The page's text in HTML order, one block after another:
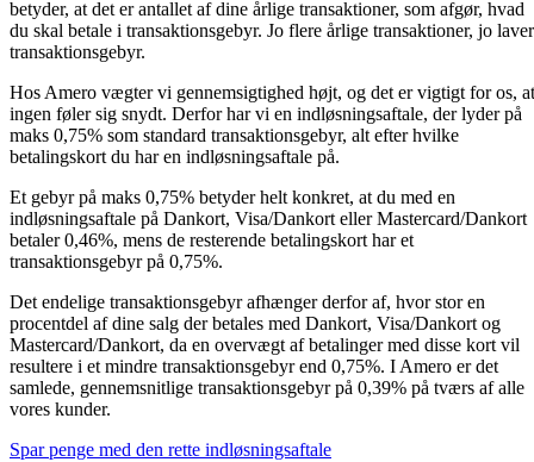
betyder, at det er antallet af dine årlige transaktioner, som afgør, hvad
du skal betale i transaktionsgebyr. Jo flere årlige transaktioner, jo
transaktionsgebyr.
Hos Amero vægter vi gennemsigtighed højt, og det er vigtigt for os, at
ingen føler sig snydt. Derfor har vi en indløsningsaftale, der lyder på
maks 0,75% som standard transaktionsgebyr, alt efter hvilke
betalingskort du har en indløsningsaftale på.
Et gebyr på maks 0,75% betyder helt konkret, at du med en
indløsningsaftale på Dankort, Visa/Dankort eller Mastercard/Dankort
betaler 0,46%, mens de resterende betalingskort har et
transaktionsgebyr på 0,75%.
Det endelige transaktionsgebyr afhænger derfor af, hvor stor en
procentdel af dine salg der betales med Dankort, Visa/Dankort og
Mastercard/Dankort, da en overvægt af betalinger med disse kort vil
resultere i et mindre transaktionsgebyr end 0,75%. I Amero er det
samlede, gennemsnitlige transaktionsgebyr på 0,39% på tværs af alle
vores kunder.
Spar penge med den rette indløsningsaftale